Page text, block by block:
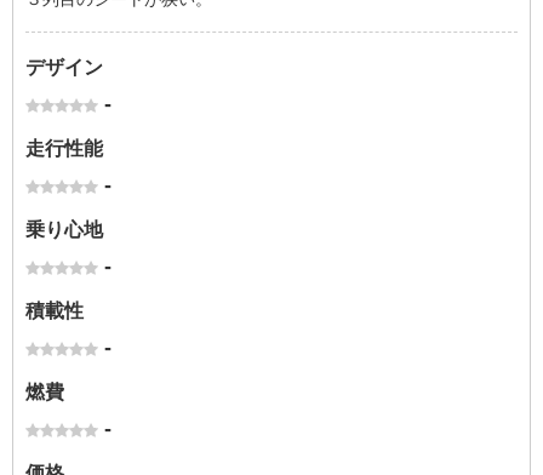
デザイン
-
走行性能
-
乗り心地
-
積載性
-
燃費
-